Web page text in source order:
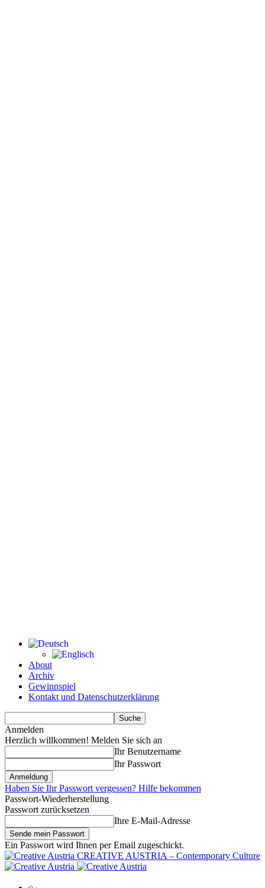
About
Archiv
Gewinnspiel
Kontakt und Datenschutzerklärung
Anmelden
Herzlich willkommen! Melden Sie sich an
Ihr Benutzername
Ihr Passwort
Haben Sie Ihr Passwort vergessen? Hilfe bekommen
Passwort-Wiederherstellung
Passwort zurücksetzen
Ihre E-Mail-Adresse
Ein Passwort wird Ihnen per Email zugeschickt.
CREATIVE AUSTRIA – Contemporary Culture